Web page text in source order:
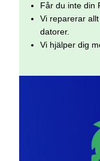
Får du inte din
Vi reparerar
datorer.
Vi hjälper dig